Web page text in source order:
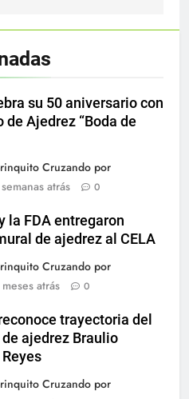
su 50 aniversario con
de Ajedrez “Boda de
Cruzando por
atrás 0
la FDA entregaron
de ajedrez al CELA
Cruzando por
atrás 0
trayectoria del
ajedrez Braulio
Cruzando por